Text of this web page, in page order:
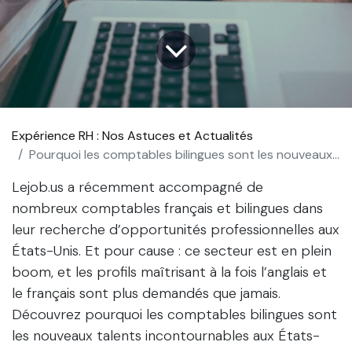
Expérience RH : Nos Astuces et Actualités
Pourquoi les comptables bilingues sont les nouveaux talents recherchés aux États-Unis ?
Lejob.us a récemment accompagné de
nombreux comptables français et bilingues dans
leur recherche d’opportunités professionnelles aux
États-Unis. Et pour cause : ce secteur est en plein
boom, et les profils maîtrisant à la fois l’anglais et
le français sont plus demandés que jamais.
Découvrez pourquoi les comptables bilingues sont
les nouveaux talents incontournables aux États-